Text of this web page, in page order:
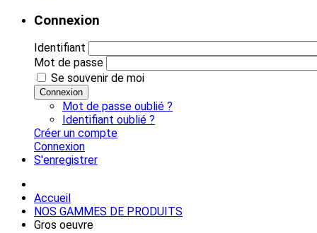
Connexion
Identifiant
Mot de passe
Se souvenir de moi
Connexion
Mot de passe oublié ?
Identifiant oublié ?
Créer un compte
Connexion
S'enregistrer
Accueil
NOS GAMMES DE PRODUITS
Gros oeuvre